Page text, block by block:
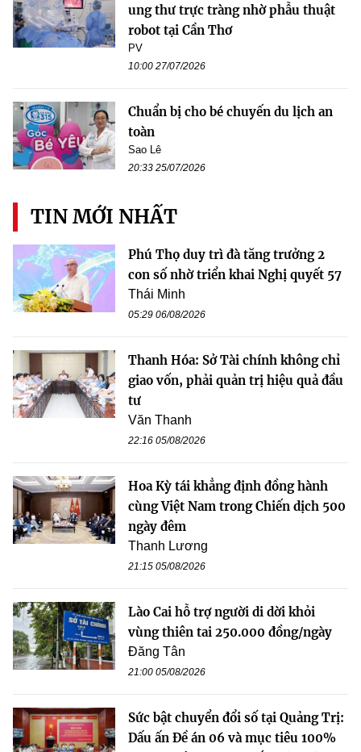
ung thư trực tràng nhờ phẫu thuật
robot tại Cần Thơ
PV
10:00 27/07/2026
Chuẩn bị cho bé chuyến du lịch an
toàn
Sao Lê
20:33 25/07/2026
TIN MỚI NHẤT
Phú Thọ duy trì đà tăng trưởng 2
con số nhờ triển khai Nghị quyết 57
Thái Minh
05:29 06/08/2026
Thanh Hóa: Sở Tài chính không chỉ
giao vốn, phải quản trị hiệu quả đầu
tư
Văn Thanh
22:16 05/08/2026
Hoa Kỳ tái khẳng định đồng hành
cùng Việt Nam trong Chiến dịch 500
ngày đêm
Thanh Lương
21:15 05/08/2026
Lào Cai hỗ trợ người di dời khỏi
vùng thiên tai 250.000 đồng/ngày
Đăng Tân
21:00 05/08/2026
Sức bật chuyển đổi số tại Quảng Trị:
Dấu ấn Đề án 06 và mục tiêu 100%